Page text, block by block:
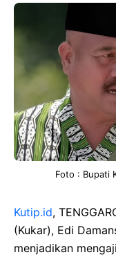
Foto : Bupati
Kutip.id,
(Kukar), Edi
menjadikan